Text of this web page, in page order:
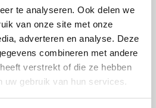
te analyseren. Ook delen we
van onze site met onze
adverteren en analyse. Deze
combineren met andere
verstrekt of die ze hebben
uw gebruik van hun services.